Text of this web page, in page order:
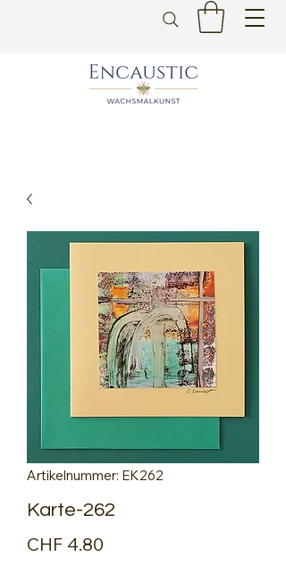
Artikelnummer: EK262
Karte-262
CHF 4.80